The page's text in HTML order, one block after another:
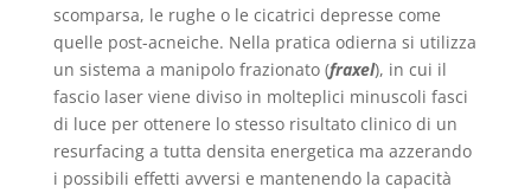
scomparsa, le rughe o le cicatrici depresse come
quelle post-acneiche. Nella pratica odierna si utilizza
un sistema a manipolo frazionato (fraxel), in cui il
fascio laser viene diviso in molteplici minuscoli fasci
di luce per ottenere lo stesso risultato clinico di un
resurfacing a tutta densita energetica ma azzerando
i possibili effetti avversi e mantenendo la capacità